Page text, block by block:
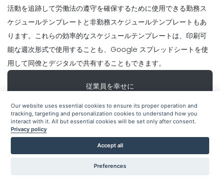
あなたのレストランビジネスが毎日のスケ
ジュールテンプレート
Michelle Jaco Oct 12, 2020
Scheduling
のスケジュールメーカーアプリは何です
Michelle Jaco Oct 12, 2020
従業員作業スケジュール・テンプレートの
Scheduling
スケジュール・プランナ・テンプレート
は、組織の芸術を完成させる
Michelle Jaco Oct 12, 2020
あなたが簡単にあなたの端にスケジューリ
ングミスを避けることができる一般的な従
業員の
Michelle Jaco Oct 12, 2020
Scheduling
あなたがレストランを管理
Michelle Jaco Oct 12, 2020
活動を追跡して労働法の遵守を確保するために使用できる勤務ス
ケジュールテンプレートと非勤務スケジュールテンプレートもあ
ります。これらの効率的なスケジュールテンプレートは、印刷可
能な週次形式で使用することも、Google スプレッドシートを使
用して同僚とデジタルで共有することもできます。
従業員を幸せに
モバイルアプリ、チェックリスト、デジタルテクノロジーを
使用して従業員のスケジューリングを行います。
Schedule Management
Our website uses essential cookies to ensure its proper operation and
tracking, targeting and personalization cookies to understand how you
interact with it. All but essential cookies will be set only after consent.
Privacy policy
Accept all
Preferences